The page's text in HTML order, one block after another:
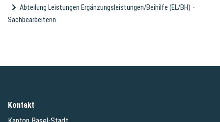
Abteilung Leistungen Ergänzungsleistungen/Beihilfe (EL/BH) -
Sachbearbeiterin
Kontakt